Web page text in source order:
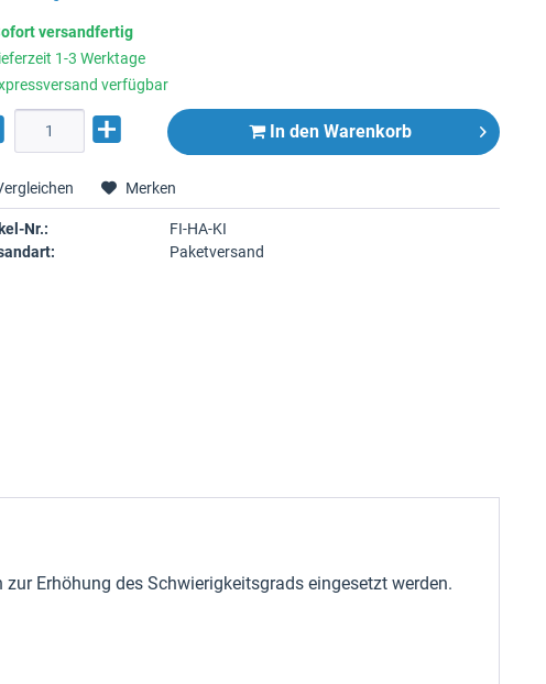
versandfertig
1-3 Werktage
verfügbar
In den Warenkorb
Merken
Nr.:
FI-HA-KI
Paketversand
Erhöhung des Schwierigkeitsgrads eingesetzt werden.